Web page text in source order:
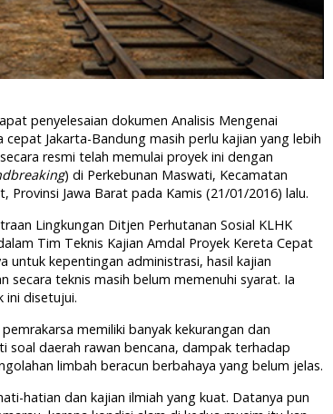
penyelesaian dokumen Analisis Mengenai
Jakarta-Bandung masih perlu kajian yang lebih
resmi telah memulai proyek ini dengan
) di Perkebunan Maswati, Kecamatan
Jawa Barat pada Kamis (21/01/2016) lalu.
Lingkungan Ditjen Perhutanan Sosial KLHK
Tim Teknis Kajian Amdal Proyek Kereta Cepat
untuk kepentingan administrasi, hasil kajian
secara teknis masih belum memenuhi syarat. Ia
ini disetujui.
memiliki banyak kekurangan dan
daerah rawan bencana, dampak terhadap
limbah beracun berbahaya yang belum jelas.
hatian dan kajian ilmiah yang kuat. Datanya pun